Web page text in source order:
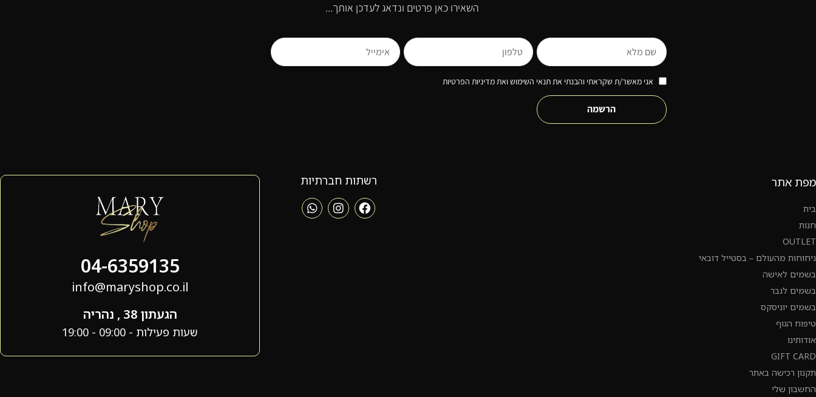
השאירו כאן פרטים ונדאג לעדכן אותך...
אני מאשר/ת שקראתי והבנתי את תנאי השימוש ואת מדיניות הפרטיות
הרשמה
מפת אתר
בית
חנות
OUTLET
ניחוחות מהעולם – בסטייל דובאי
בשמים לאישה
בשמים לגבר
בשמים יוניסקס
טיפוח הגוף
אודותינו
GIFT CARD
תקנון רכישה באתר
החשבון שלי
רשתות חברתיות
04-6359135
info@maryshop.co.il
הגעתון 38 , נהריה
שעות פעילות - 09:00 - 19:00